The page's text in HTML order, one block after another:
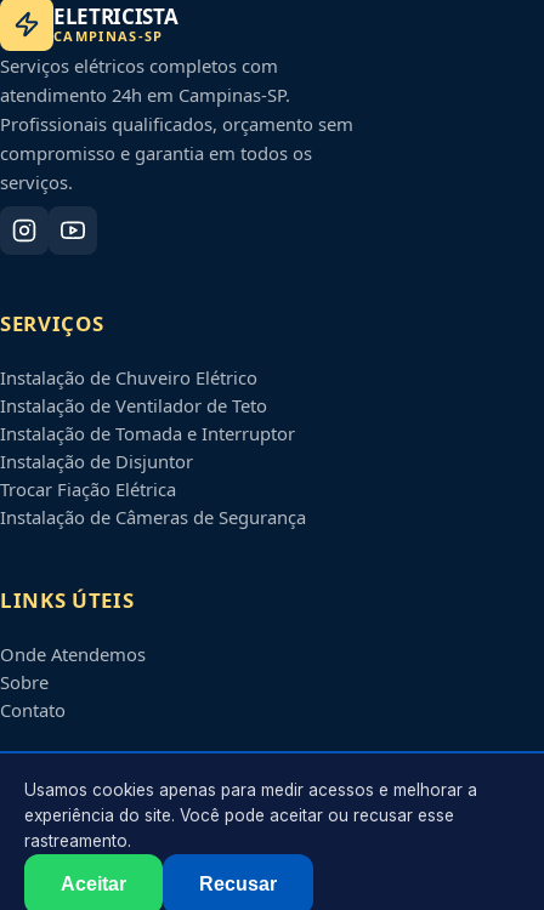
ELETRICISTA
CAMPINAS-SP
Serviços elétricos completos com
atendimento 24h em Campinas-SP.
Profissionais qualificados, orçamento sem
compromisso e garantia em todos os
serviços.
SERVIÇOS
Instalação de Chuveiro Elétrico
Instalação de Ventilador de Teto
Instalação de Tomada e Interruptor
Instalação de Disjuntor
Trocar Fiação Elétrica
Instalação de Câmeras de Segurança
LINKS ÚTEIS
Onde Atendemos
Sobre
Contato
CONTATO
Atendimento em
contato@eletricistascampinas.com.br
2026 Campinas . Todos os direitos reservados.
Usamos cookies apenas para medir acessos e melhorar a
experiência do site. Você pode aceitar ou recusar esse
rastreamento.
Aceitar Recusar